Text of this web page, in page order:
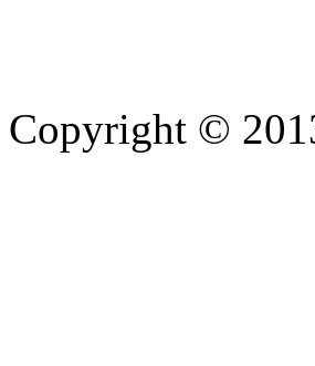
Copyright ©